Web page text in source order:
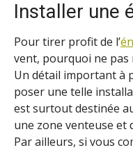
Installer une
Pour tirer profit de l’
vent, pourquoi ne pas
Un détail important à
poser une telle
est surtout destinée
une zone venteuse et
Par ailleurs, si vous